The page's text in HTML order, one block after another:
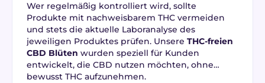
Wer regelmäßig kontrolliert wird, sollte
Produkte mit nachweisbarem THC vermeiden
und stets die aktuelle Laboranalyse des
jeweiligen Produktes prüfen. Unsere THC-freien
CBD Blüten wurden speziell für Kunden
entwickelt, die CBD nutzen möchten, ohne
bewusst THC aufzunehmen.